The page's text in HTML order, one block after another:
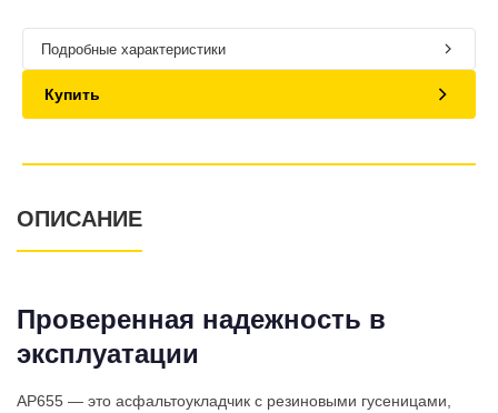
Подробные характеристики
Купить
ОПИСАНИЕ
Проверенная надежность в
эксплуатации
AP655 — это асфальтоукладчик с резиновыми гусеницами,